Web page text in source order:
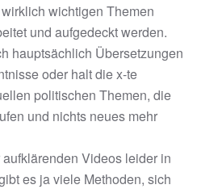
wichtigen Themen
und aufgedeckt werden.
hauptsächlich Übersetzungen
oder halt die x-te
politischen Themen, die
und nichts neues mehr
Videos leider in
es ja viele Methoden, sich